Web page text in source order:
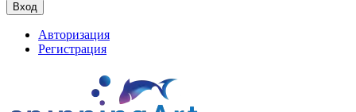
Вход
Авторизация
Регистрация